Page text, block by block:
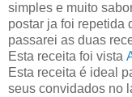
simples e muito
postar ja foi repetida
passarei as duas
Esta receita foi vista
Esta receita é ideal
seus convidados no